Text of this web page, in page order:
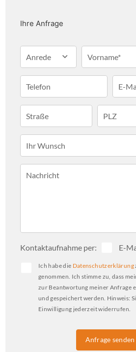
ca. 650 m² auf die
separaten Abstellräumen,
Ein Lastenaufzug sorgt für
Teilanmietungen realisiert
spezialisierte
Die attraktive
an das Straßennetz und
Nahverkehr. Das historische
Ihre Anfrage
Anrede Vorname*
Telefon E-
Straße PLZ
Ihr Wunsch
Nachricht
Kontaktaufnahme per: E-
Ich habe die Datenschutzerklärung
genommen. Ich stimme zu, dass
zur Beantwortung meiner Anfrage
und gespeichert werden. Hinweis:
Einwilligung jederzeit widerrufen.
Anfrage senden